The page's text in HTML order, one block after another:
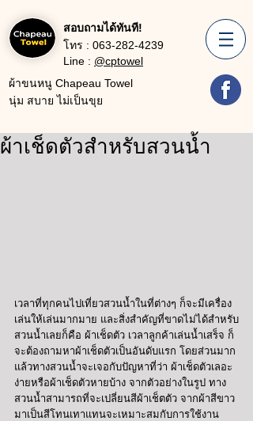
สอบถามได้ทันที!
โทร : 063-282-4239
Line : @cptowel
ผ้าขนหนู Chapeau Towel
นุ่ม สบาย ไม่เป็นขุย
ผ้าเช็ดตัวสำหรับสวนน้ำ
เวลาที่ทุกคนไปเที่ยวสวนน้ำในที่ต่างๆ ก็จะมีเครื่อง
เล่นให้เล่นมากมาย และสิ่งสำคัญที่ขาดไม่ได้สำหรับ
สวนน้ำเลยก็คือ ผ้าเช็ดตัว เวลาลูกค้าเล่นน้ำเสร็จ ก็
จะต้องถามหาผ้าเช็ดตัวเป็นอันดับแรก โดยส่วนมาก
แล้วทางสวนน้ำจะเจอกับปัญหาที่ว่า ผ้าเช็ดตัวเลอะ
ง่ายหรือผ้าเช็ดตัวหายบ้าง จากตัวอย่างในรูป ทาง
สวนน้ำสามารถที่จะเปลี่ยนสีผ้าเช็ตตัว จากผ้าสีขาว
มาเป็นสีโทนเทาแทนจะเหมาะสมกับการใช้งาน